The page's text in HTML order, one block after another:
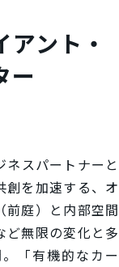
ント・
ー
スパートナーと
創を加速する、オ
前庭）と内部空間
ど無限の変化と多
「有機的なカー